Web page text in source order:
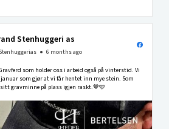
Stenhuggeri as
6 months ago
som holder oss i arbeid også på vinterstid. Vi
som gjør at vi får hentet inn mye stein. Som
gravminne på plass igjen raskt.🤎🩵